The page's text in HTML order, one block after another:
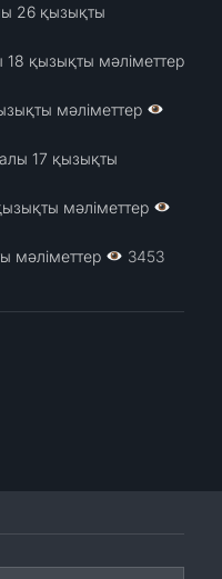
26 қызықты
қызықты мәліметтер
мәліметтер
17 қызықты
мәліметтер
мәліметтер
3453